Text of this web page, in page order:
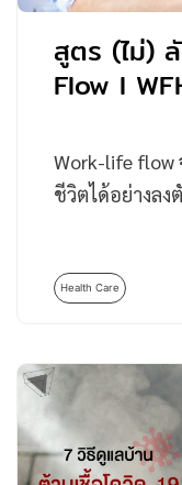
สูตร (ไม่)
Flow l
Work-life flow
ชีวิตได้อย่างลง
Health Care